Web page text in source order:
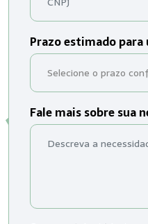
Prazo estimado
Fale mais sobre sua